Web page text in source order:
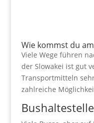
Wie kommst du
Viele Wege führen
der Slowakei ist gut
Transportmitteln
zahlreiche